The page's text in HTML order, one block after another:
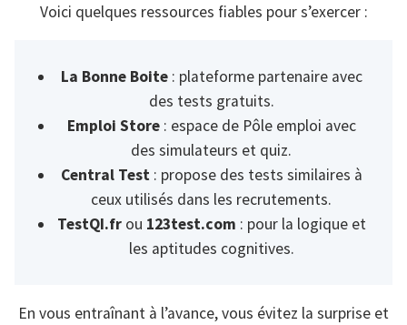
Voici quelques ressources fiables pour s’exercer :
La Bonne Boite: plateforme partenaire avec
des tests gratuits.
Emploi Store: espace de Pôle emploi avec
des simulateurs et quiz.
Central Test: propose des tests similaires à
ceux utilisés dans les recrutements.
TestQI.frou 123test.com : pour la logique et
les aptitudes cognitives.
En vous entraînant à l’avance, vous évitez la surprise et